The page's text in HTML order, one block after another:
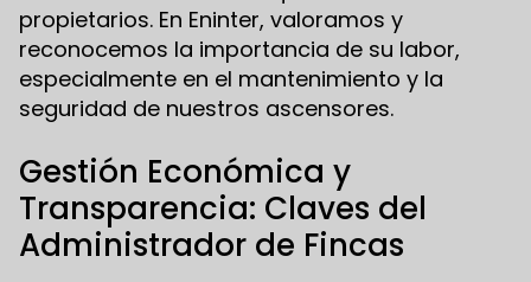
propietarios. En Eninter, valoramos y
reconocemos la importancia de su labor,
especialmente en el mantenimiento y la
seguridad de nuestros ascensores.
Gestión Económica y
Transparencia: Claves del
Administrador de Fincas